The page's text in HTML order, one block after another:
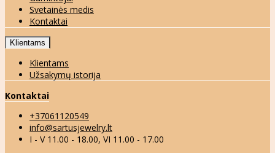
Svetainės medis
Kontaktai
Klientams
Klientams
Užsakymų istorija
Kontaktai
+37061120549
info@sartusjewelry.lt
I - V 11.00 - 18.00, VI 11.00 - 17.00